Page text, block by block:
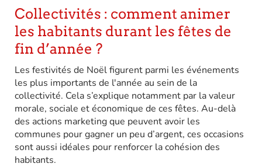
Collectivités : comment animer
les habitants durant les fêtes de
fin d’année ?
Les festivités de Noël figurent parmi les événements
les plus importants de l'année au sein de la
collectivité. Cela s’explique notamment par la valeur
morale, sociale et économique de ces fêtes. Au-delà
des actions marketing que peuvent avoir les
communes pour gagner un peu d’argent, ces occasions
sont aussi idéales pour renforcer la cohésion des
habitants.